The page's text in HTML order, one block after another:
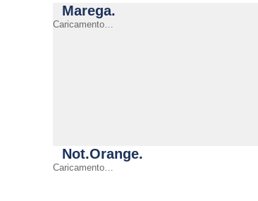
Marega.
Caricamento…
Not.Orange.
Caricamento…